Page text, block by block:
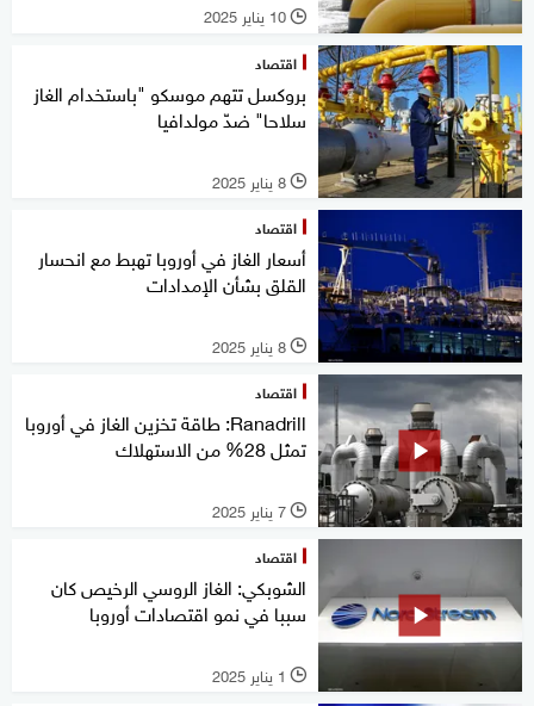
l 10 يناير 2025
اقتصاد
بروكسل تتهم موسكو "باستخدام الغاز
سلاحا" ضدّ مولدافيا
l 8 يناير 2025
اقتصاد
أسعار الغاز في أوروبا تهبط مع انحسار
القلق بشأن الإمدادات
l 8 يناير 2025
اقتصاد
Ranadrill: طاقة تخزين الغاز في أوروبا
تمثل 28% من الاستهلاك
l 7 يناير 2025
اقتصاد
الشوبكي: الغاز الروسي الرخيص كان
سببا في نمو اقتصادات أوروبا
l 1 يناير 2025